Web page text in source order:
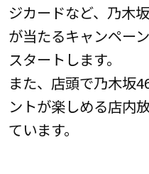
ジカードなど、乃木
が当たるキャンペー
スタートします。
また、店頭で乃木坂
ントが楽しめる店内
ています。